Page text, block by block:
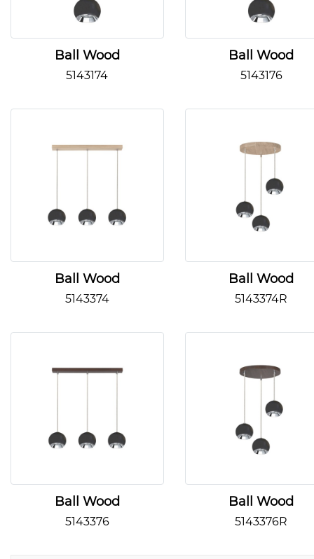
Ball Wood
5143174
Ball Wood
5143176
Ball Wood
5143374
Ball Wood
5143374R
Ball Wood
5143376
Ball Wood
5143376R